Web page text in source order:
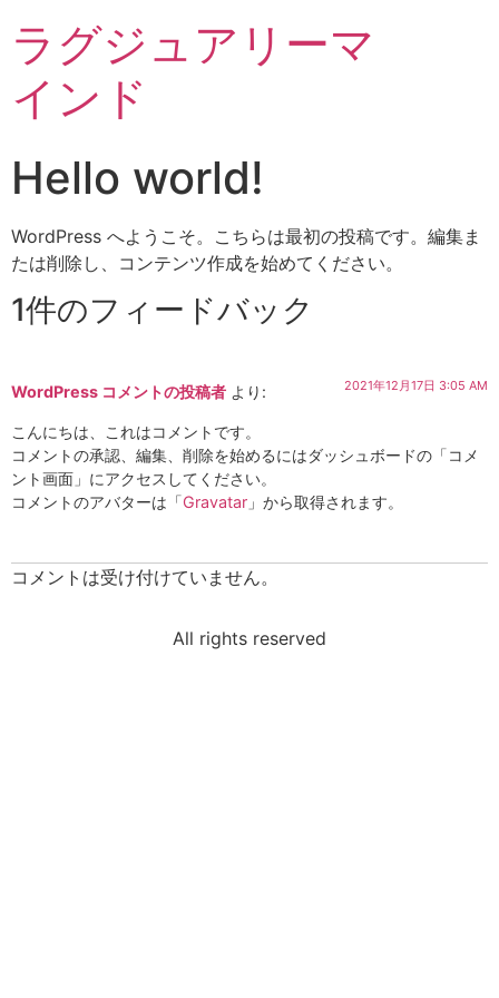
ラグジュアリーマ
インド
Hello world!
WordPress へようこそ。こちらは最初の投稿です。編集ま
たは削除し、コンテンツ作成を始めてください。
1件のフィードバック
WordPress コメントの投稿者 より: 2021年12月17日 3:05 AM
こんにちは、これはコメントです。
コメントの承認、編集、削除を始めるにはダッシュボードの「コメ
ント画面」にアクセスしてください。
コメントのアバターは「Gravatar 」から取得されます。
コメントは受け付けていません。
All rights reserved